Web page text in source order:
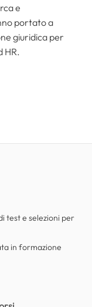
e
portato a
giuridica per
HR.
test e selezioni per
in formazione